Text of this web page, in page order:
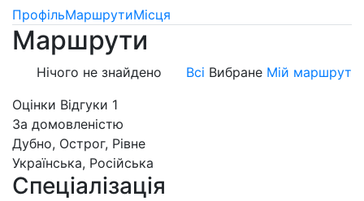
ПрофільМаршрутиМісця
Маршрути
Всі Вибране Мій маршрут
Нічого не знайдено
Оцінки Відгуки 1
За домовленістю
Дубно, Острог, Рівне
Українська, Російська
Спеціалізація